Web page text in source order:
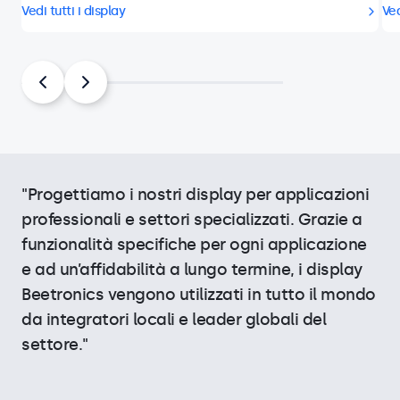
Vedi tutti i display
"Progettiamo i nostri display per applicazioni
professionali e settori specializzati. Grazie a
funzionalità specifiche per ogni applicazione
e ad un’affidabilità a lungo termine, i display
Beetronics vengono utilizzati in tutto il mondo
da integratori locali e leader globali del
settore."